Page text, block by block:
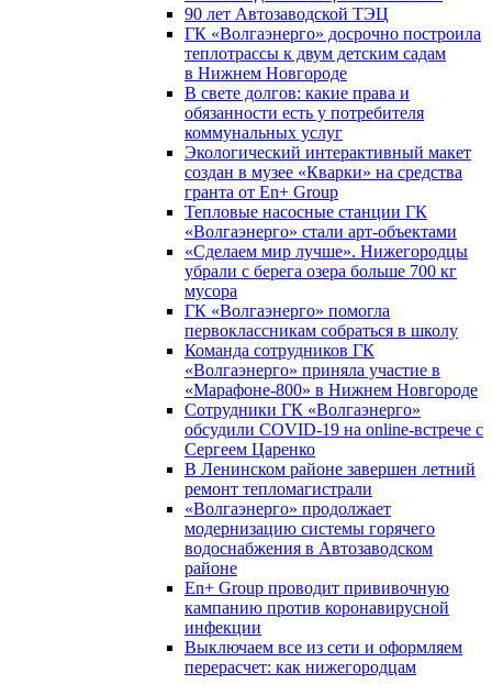
90 лет Автозаводской ТЭЦ
ГК «Волгаэнерго» досрочно построила
теплотрассы к двум детским садам
в Нижнем Новгороде
В свете долгов: какие права и
обязанности есть у потребителя
коммунальных услуг
Экологический интерактивный макет
создан в музее «Кварки» на средства
гранта от En+ Group
Тепловые насосные станции ГК
«Волгаэнерго» стали арт-объектами
«Сделаем мир лучше». Нижегородцы
убрали с берега озера больше 700 кг
мусора
ГК «Волгаэнерго» помогла
первоклассникам собраться в школу
Команда сотрудников ГК
«Волгаэнерго» приняла участие в
«Марафоне-800» в Нижнем Новгороде
Сотрудники ГК «Волгаэнерго»
обсудили COVID-19 на online-встрече с
Сергеем Царенко
В Ленинском районе завершен летний
ремонт тепломагистрали
«Волгаэнерго» продолжает
модернизацию системы горячего
водоснабжения в Автозаводском
районе
En+ Group проводит прививочную
кампанию против коронавирусной
инфекции
Выключаем все из сети и оформляем
перерасчет: как нижегородцам